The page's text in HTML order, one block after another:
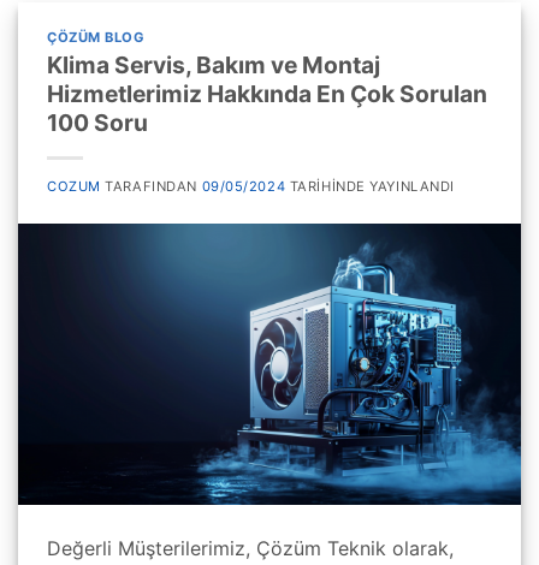
ÇÖZÜM BLOG
Klima Servis, Bakım ve Montaj
Hizmetlerimiz Hakkında En Çok Sorulan
100 Soru
COZUM TARAFINDAN 09/05/2024 TARIHINDE YAYINLANDI
Değerli Müşterilerimiz, Çözüm Teknik olarak,